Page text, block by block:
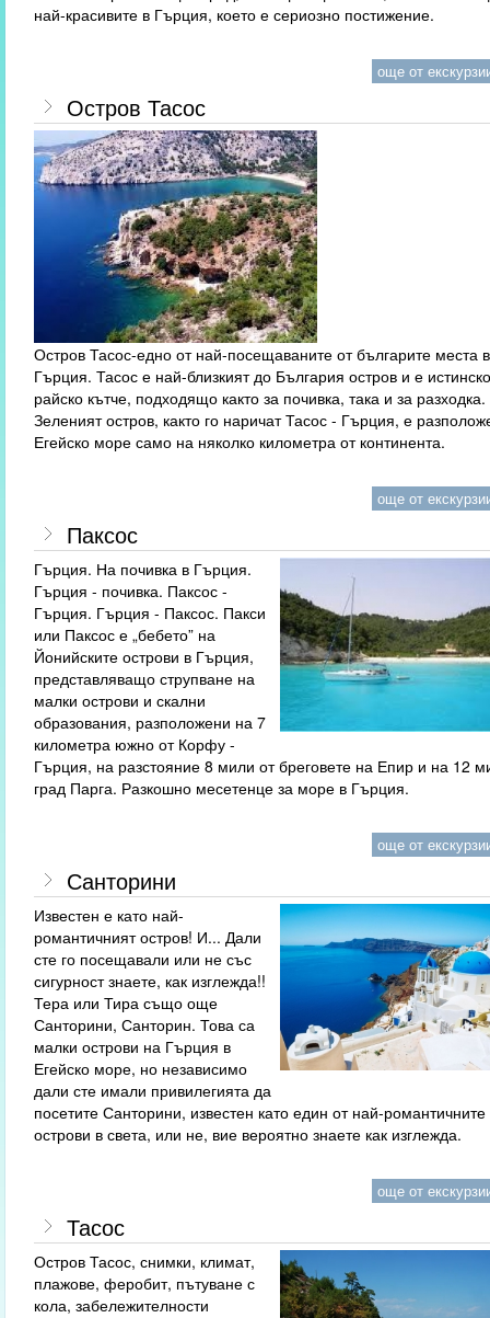
най-красивите в Гърция, което е сериозно постижение.
още от
Остров Тасос
Остров Тасос-едно от най-посещаваните от българите места в
Гърция. Тасос е най-близкият до България остров и е
райско кътче, подходящо както за почивка, така и за разходка.
Зеленият остров, както го наричат Тасос - Гърция, е
Егейско море само на няколко километра от континента.
още от
Паксос
Гърция. На почивка в Гърция.
Гърция - почивка. Паксос -
Гърция. Гърция - Паксос. Пакси
или Паксос е „бебето” на
Йонийските острови в Гърция,
представляващо струпване на
малки острови и скални
образования, разположени на 7
километра южно от Корфу -
Гърция, на разстояние 8 мили от бреговете на Епир и на 12
град Парга. Разкошно месетенце за море в Гърция.
още от
Санторини
Известен е като най-
романтичният остров! И... Дали
сте го посещавали или не със
сигурност знаете, как изглежда!!
Тера или Тира също още
Санторини, Санторин. Това са
малки острови на Гърция в
Егейско море, но независимо
дали сте имали привилегията да
посетите Санторини, известен като един от най-романтичните
острови в света, или не, вие вероятно знаете как изглежда.
още от
Тасос
Остров Тасос, снимки, климат,
плажове, феробит, пътуване с
кола, забележителности